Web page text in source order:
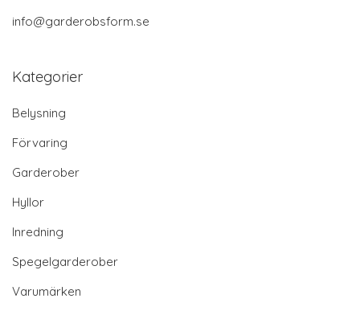
info@garderobsform.se
Kategorier
Belysning
Förvaring
Garderober
Hyllor
Inredning
Spegelgarderober
Varumärken